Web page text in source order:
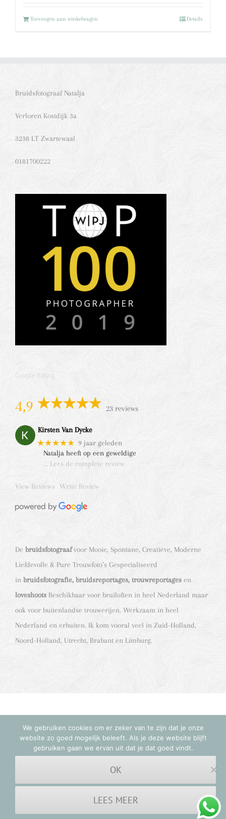
Toevoegen aan winkelwagen Details
Bruidsfotograaf Natalja
Verloren Kostdijk 3a
3238 LT Zwartewaal
0181700222
Google Rating
4,9 23 reviews
Kirsten Van Dycke
★★★★★ 9 jaar geleden
Natalja heeft op een geweldige
… Lees de complete review
View Reviews Write Review
De bruidsfotograafvoor Mooie, Spontane, Creatieve, Moderne
Liefdevolle & Pure Trouwfoto’s Gespecialiseerd
in bruidsfotografie, bruidsreportages, trouwreportages en
loveshoots Beschikbaar voor bruiloften in heel Nederland maar
ook voor buitenlandse trouwerijen. Werkzaam in heel
Nederland en erbuiten. Ik kom vooral veel in Zuid-Holland,
Noord-Holland, Utrecht, Brabant en Limburg.
© Copyright 2012 -2026 | Natalja Fotografie | All Rights
Reserved | Laat mij het verhaal van jullie liefde vertellen
We gebruiken cookies om er zeker van te zijn dat je onze
website zo goed mogelijk beleeft. Als je deze website blijft
gebruiken gaan we ervan uit dat je dat goed vindt.
OK
LEES MEER